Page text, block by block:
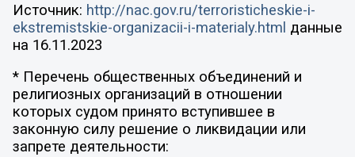
Источник: http://nac.gov.ru/terroristicheskie-i-
ekstremistskie-organizacii-i-materialy.html данные
на 16.11.2023
* Перечень общественных объединений и
религиозных организаций в отношении
которых судом принято вступившее в
законную силу решение о ликвидации или
запрете деятельности: